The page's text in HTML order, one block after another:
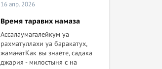
16 апр. 2026
Время таравих намаза
Ассалаумағалейкум уа
рахматуллахи уа баракатух,
жамағатКак вы знаете, садака
джария - милостыня с на